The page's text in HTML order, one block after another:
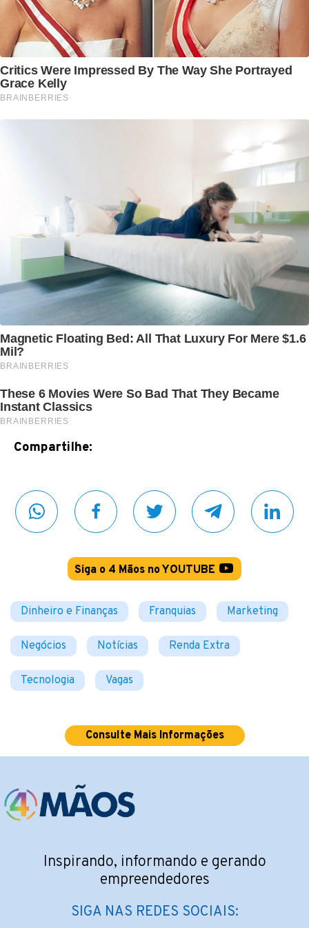
Compartilhe:
Siga o 4 Mãos no YOUTUBE
Dinheiro e Finanças Franquias Marketing
Negócios Notícias Renda Extra
Tecnologia Vagas
Consulte Mais Informações
Inspirando, informando e gerando
empreendedores
SIGA NAS REDES SOCIAIS: